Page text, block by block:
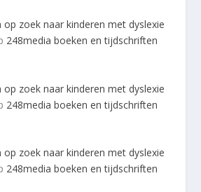
op zoek naar kinderen met dyslexie
248media boeken en tijdschriften
op zoek naar kinderen met dyslexie
248media boeken en tijdschriften
op zoek naar kinderen met dyslexie
248media boeken en tijdschriften